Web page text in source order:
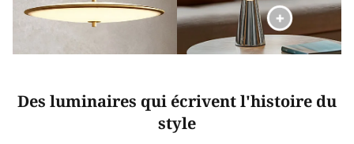
Des luminaires qui écrivent l'histoire du
style